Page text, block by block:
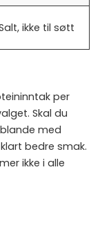
ikke til søtt
per
Skal du
med
bedre smak.
ikke i alle